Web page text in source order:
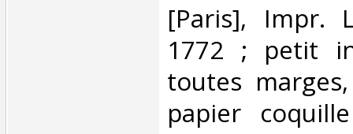
‎[Paris], Impr.
1772 ; petit
toutes
papier